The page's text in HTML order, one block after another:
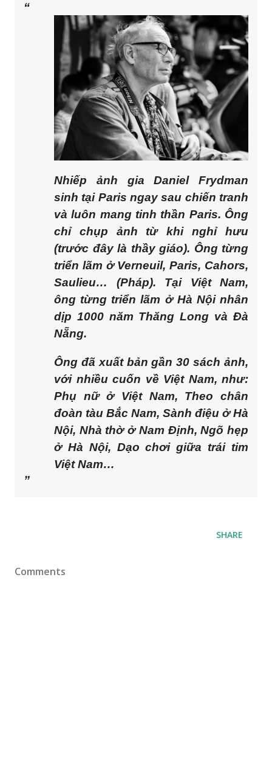
Nhiếp ảnh gia Daniel Frydman
sinh tại Paris ngay sau chiến tranh
và luôn mang tinh thần Paris. Ông
chỉ chụp ảnh từ khi nghỉ hưu
(trước đây là thầy giáo). Ông từng
triển lãm ở Verneuil, Paris, Cahors,
Saulieu… (Pháp). Tại Việt Nam,
ông từng triển lãm ở Hà Nội nhân
dịp 1000 năm Thăng Long và Đà
Nẵng.
Ông đã xuất bản gần 30 sách ảnh,
với nhiều cuốn về Việt Nam, như:
Phụ nữ ở Việt Nam, Theo chân
đoàn tàu Bắc Nam, Sành điệu ở Hà
Nội, Nhà thờ ở Nam Định, Ngõ hẹp
ở Hà Nội, Dạo chơi giữa trái tim
Việt Nam…
SHARE
Comments